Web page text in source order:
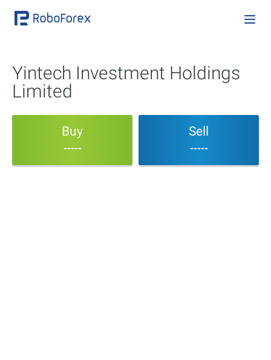
Yintech Investment Holdings
Limited
Buy
-----
Sell
-----